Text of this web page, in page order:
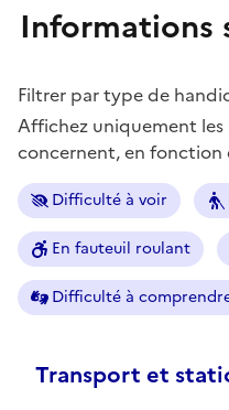
Informations
Filtrer par type de
Affichez uniquement
concernent, en
Difficulté à voir
En fauteuil roulant
Difficulté à
Transport et